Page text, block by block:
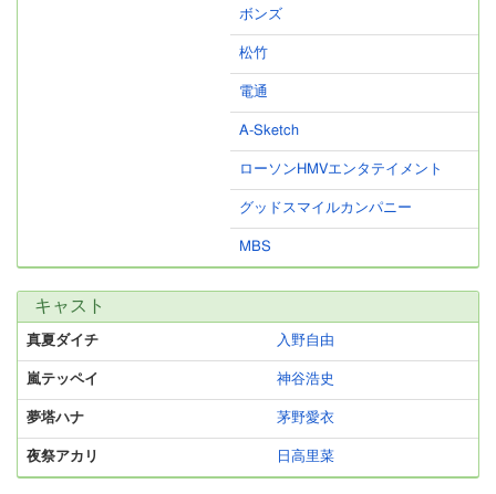
ボンズ
松竹
電通
A-Sketch
ローソンHMVエンタテイメント
グッドスマイルカンパニー
MBS
キャスト
真夏ダイチ 入野自由
嵐テッペイ 神谷浩史
夢塔ハナ 茅野愛衣
夜祭アカリ 日高里菜